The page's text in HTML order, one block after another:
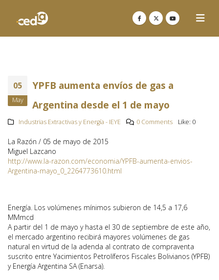
05
May
YPFB aumenta envíos de gas a
Argentina desde el 1 de mayo
Industrias Extractivas y Energía - IEYE 0 Comments Like: 0
La Razón / 05 de mayo de 2015
Miguel Lazcano
http://www.la-razon.com/economia/YPFB-aumenta-envios-
Argentina-mayo_0_2264773610.html
Energía. Los volúmenes mínimos subieron de 14,5 a 17,6
MMmcd
A partir del 1 de mayo y hasta el 30 de septiembre de este año,
el mercado argentino recibirá mayores volúmenes de gas
natural en virtud de la adenda al contrato de compraventa
suscrito entre Yacimientos Petrolíferos Fiscales Bolivianos (YPFB)
y Energía Argentina SA (Enarsa).